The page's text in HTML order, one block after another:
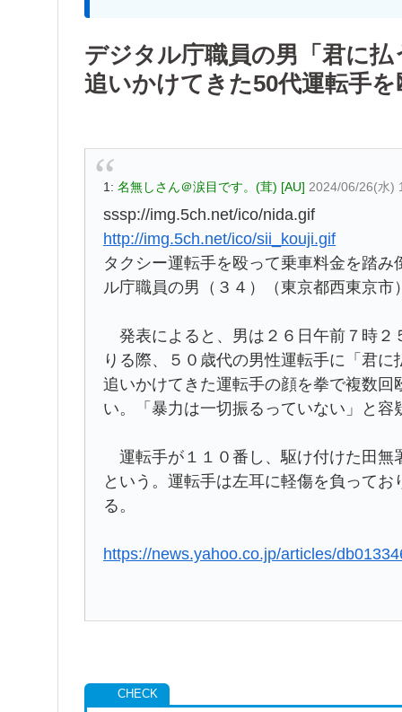
デジタル庁職員の男「君に
追いかけてきた50代運転手
1: 名無しさん＠涙目です。(茸) [AU] 2024/06/26(水)
sssp://img.5ch.net/ico/nida.gif
http://img.5ch.net/ico/sii_kouji.gif
タクシー運転手を殴って乗車料金を踏
ル庁職員の男（３４）（東京都西東京
発表によると、男は２６日午前７時２
りる際、５０歳代の男性運転手に「君
追いかけてきた運転手の顔を拳で複数
い。「暴力は一切振るっていない」と容
運転手が１１０番し、駆け付けた田無
という。運転手は左耳に軽傷を負って
る。
https://news.yahoo.co.jp/articles/